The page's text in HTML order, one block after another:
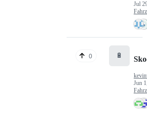
Jul
0 🔋
Jun